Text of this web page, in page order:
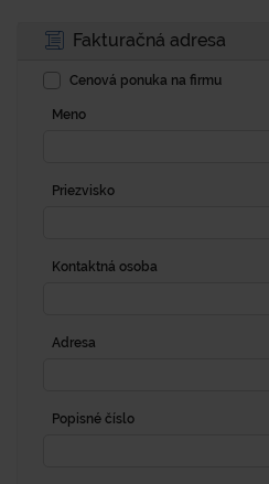
Fakturačná adresa
Cenová ponuka na firmu
Meno
Priezvisko
Kontaktná osoba
Adresa
Popisné číslo